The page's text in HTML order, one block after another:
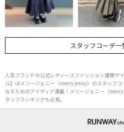
スタッフコーデ一
人気ブランドの公式レディースファッション通販サ
ル】はメリージェニー（merry jenny）のスタッフ
なすためのアイディア満載！メリージェニー（
タッフランキングも必見。